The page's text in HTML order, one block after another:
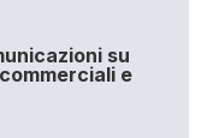
su
e